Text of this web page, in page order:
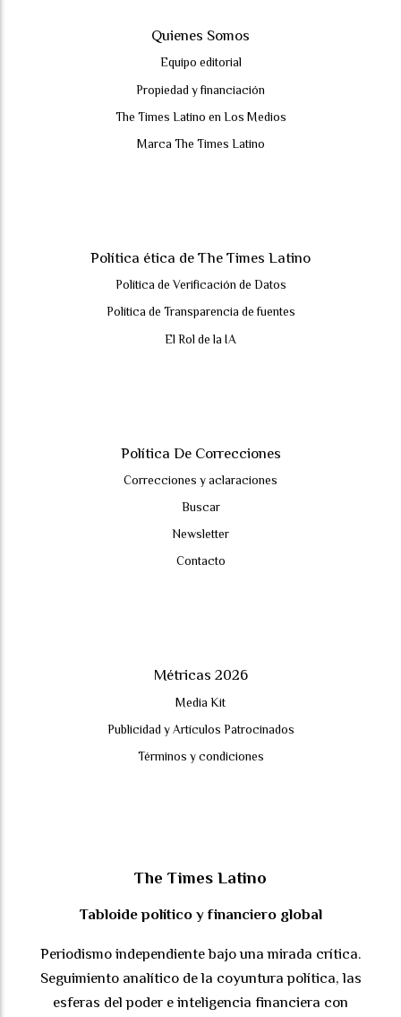
Quienes Somos
Equipo editorial
Propiedad y financiación
The Times Latino en Los Medios
Marca The Times Latino
Política ética de The Times Latino
Política de Verificación de Datos
Política de Transparencia de fuentes
El Rol de la IA
Política De Correcciones
Correcciones y aclaraciones
Buscar
Newsletter
Contacto
Métricas 2026
Media Kit
Publicidad y Artículos Patrocinados
Términos y condiciones
The Times Latino
Tabloide político y financiero global
Periodismo independiente bajo una mirada crítica.
Seguimiento analítico de la coyuntura política, las
esferas del poder e inteligencia financiera con